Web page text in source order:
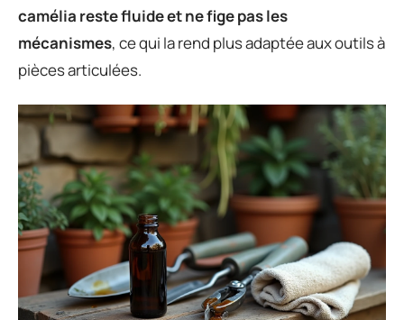
camélia reste fluide et ne fige pas les
mécanismes, ce qui la rend plus adaptée aux outils à
pièces articulées.